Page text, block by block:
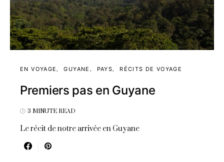
EN VOYAGE GUYANE PAYS RÉCITS DE VOYAGE
Premiers pas en Guyane
3 MINUTE READ
Le récit de notre arrivée en Guyane